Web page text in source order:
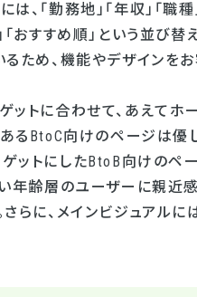
は、「勤務地」「年収」
」「おすすめ順」という並
ため、機能やデザインを
ットに合わせて、あえて
るBtoC向けのページは優
ットにしたBtoB向けのペ
い年齢層のユーザーに親近
さらに、メインビジュアル